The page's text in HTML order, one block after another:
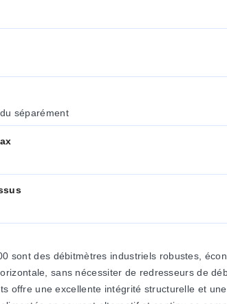
séparément
sont des débitmètres industriels robustes,
sans nécessiter de redresseurs de
offre une excellente intégrité structurelle et